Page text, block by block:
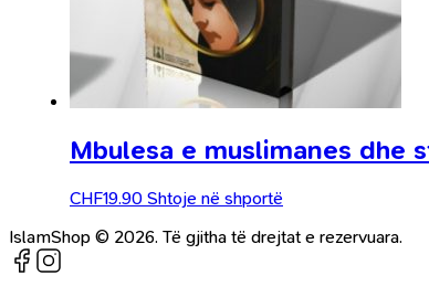
Mbulesa e muslimanes dhe
CHF19.90 Shtoje në shportë
IslamShop © 2026. Të gjitha të drejtat e rezervuara.